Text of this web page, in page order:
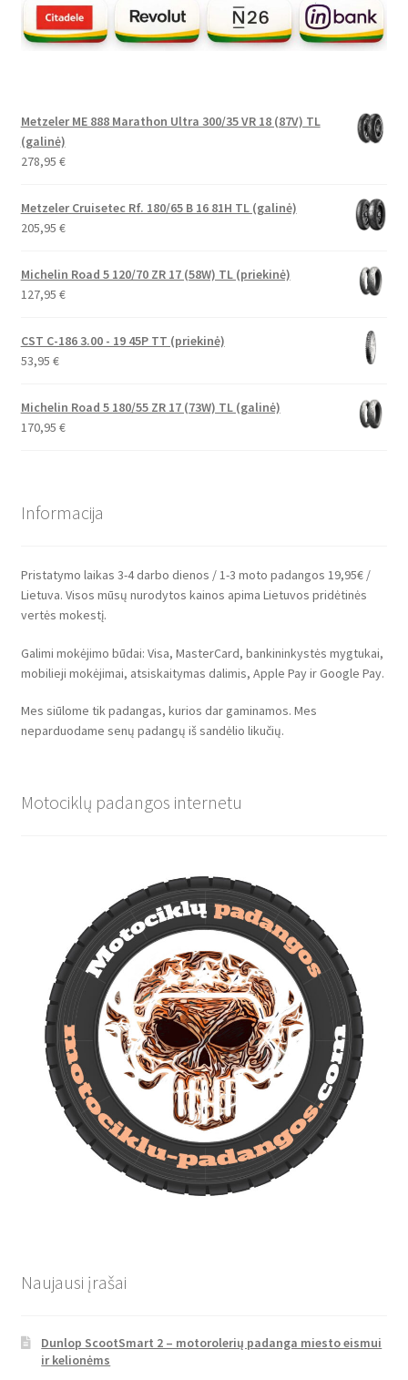
Metzeler ME 888 Marathon Ultra 300/35 VR 18 (87V) TL
(galinė)
278,95 €
Metzeler Cruisetec Rf. 180/65 B 16 81H TL (galinė)
205,95 €
Michelin Road 5 120/70 ZR 17 (58W) TL (priekinė)
127,95 €
CST C-186 3.00 - 19 45P TT (priekinė)
53,95 €
Michelin Road 5 180/55 ZR 17 (73W) TL (galinė)
170,95 €
Informacija
Pristatymo laikas 3-4 darbo dienos / 1-3 moto padangos 19,95€ /
Lietuva. Visos mūsų nurodytos kainos apima Lietuvos pridėtinės
vertės mokestį.
Galimi mokėjimo būdai: Visa, MasterCard, bankininkystės mygtukai,
mobilieji mokėjimai, atsiskaitymas dalimis, Apple Pay ir Google Pay.
Mes siūlome tik padangas, kurios dar gaminamos. Mes
neparduodame senų padangų iš sandėlio likučių.
Motociklų padangos internetu
Naujausi įrašai
Dunlop ScootSmart 2 – motorolerių padanga miesto eismui
ir kelionėms